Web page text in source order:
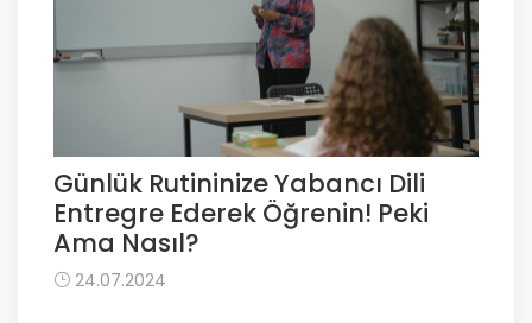
Günlük Rutininize Yabancı Dili
Entregre Ederek Öğrenin! Peki
Ama Nasıl?
24.07.2024